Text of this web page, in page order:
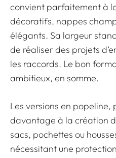
convient parfaitement à
décoratifs, nappes
élégants. Sa largeur
de réaliser des projets
les raccords. Le bon
ambitieux, en somme.
Les versions en popeline,
davantage à la création
sacs, pochettes ou
nécessitant une